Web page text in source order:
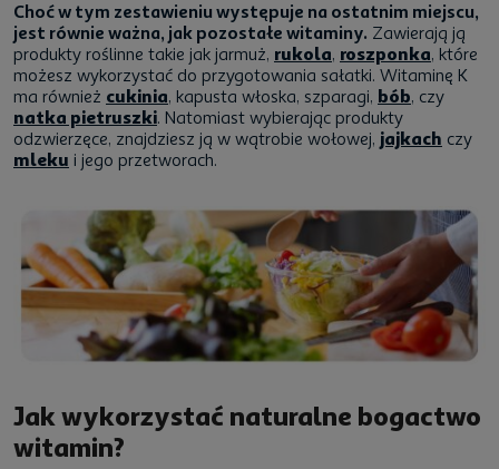
Choć w tym zestawieniu występuje na ostatnim miejscu,
jest równie ważna, jak pozostałe witaminy. Zawierają ją
produkty roślinne takie jak jarmuż, rukola, roszponka, które
możesz wykorzystać do przygotowania sałatki. Witaminę K
ma również cukinia, kapusta włoska, szparagi, bób, czy
natka pietruszki. Natomiast wybierając produkty
odzwierzęce, znajdziesz ją w wątrobie wołowej, jajkach czy
mleku i jego przetworach.
Jak wykorzystać naturalne bogactwo
witamin?